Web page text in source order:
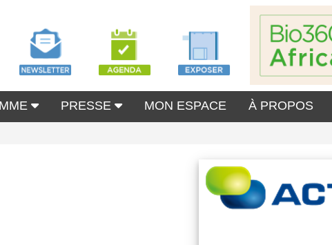
PRESSE MON ESPACE À PROPOS